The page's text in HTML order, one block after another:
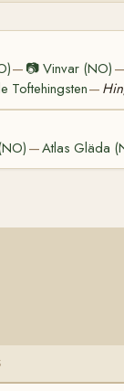
— 📷 Vinvar (NO) —
Toftehingsten—
—Atlas Gläda